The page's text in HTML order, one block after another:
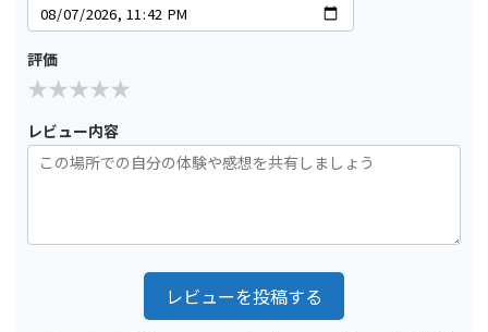
評価
レビュー内容
レビューを投稿する